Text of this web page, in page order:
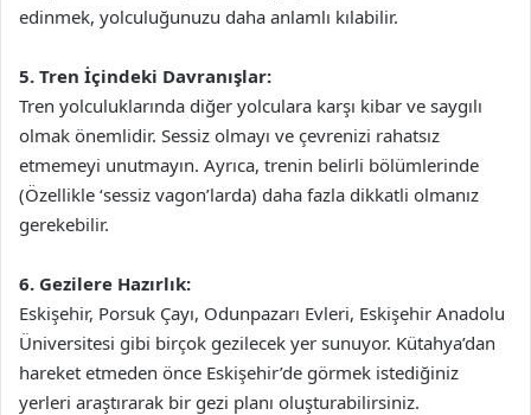
edinmek, yolculuğunuzu daha anlamlı kılabilir.
5. Tren İçindeki Davranışlar:
Tren yolculuklarında diğer yolculara karşı kibar ve saygılı
olmak önemlidir. Sessiz olmayı ve çevrenizi rahatsız
etmemeyi unutmayın. Ayrıca, trenin belirli bölümlerinde
(Özellikle ‘sessiz vagon’larda) daha fazla dikkatli olmanız
gerekebilir.
6. Gezilere Hazırlık:
Eskişehir, Porsuk Çayı, Odunpazarı Evleri, Eskişehir Anadolu
Üniversitesi gibi birçok gezilecek yer sunuyor. Kütahya’dan
hareket etmeden önce Eskişehir’de görmek istediğiniz
yerleri araştırarak bir gezi planı oluşturabilirsiniz.